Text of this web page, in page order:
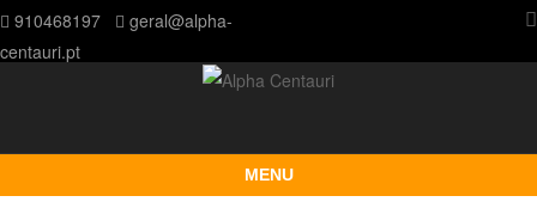
910468197
geral@alpha-
centauri.pt
MENU